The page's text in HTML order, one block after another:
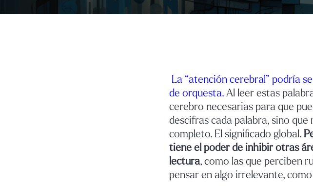
La “atención cerebral” podría
de orquesta. Al leer estas
cerebro necesarias para que
descifras cada palabra, sino
completo. El significado global.
tiene el poder de inhibir otras
lectura, como las que perciben
pensar en algo irrelevante,